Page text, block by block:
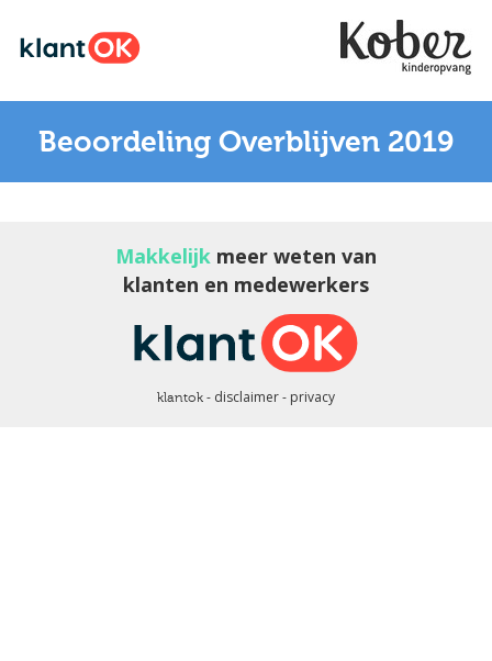
Beoordeling Overblijven 2019
Makkelijk meer weten van
klanten en medewerkers
klantok disclaimer privacy